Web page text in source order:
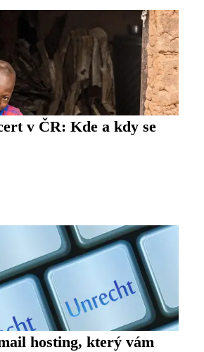
v ČR: Kde a kdy se
hosting, který vám